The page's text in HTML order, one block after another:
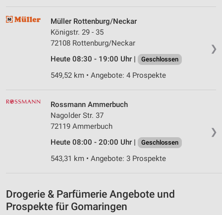
❯
Müller Rottenburg/Neckar
Königstr. 29 - 35
72108 Rottenburg/Neckar
Heute 08:30 - 19:00 Uhr |
Geschlossen
549,52 km • Angebote: 4 Prospekte
❯
Rossmann Ammerbuch
Nagolder Str. 37
72119 Ammerbuch
Heute 08:00 - 20:00 Uhr |
Geschlossen
543,31 km • Angebote: 3 Prospekte
Drogerie & Parfümerie Angebote und
Prospekte für Gomaringen
auf einem Endgerät
Verwendung reduzierter Daten zur Auswahl von
Erstellung von Profilen für personalisierte
Verwendung von Profilen zur Auswahl
personalisierter Werbung
Erstellung von Profilen zur Personalisierung
Verwendung von Profilen zur Auswahl
Messung der Performance von Inhalten